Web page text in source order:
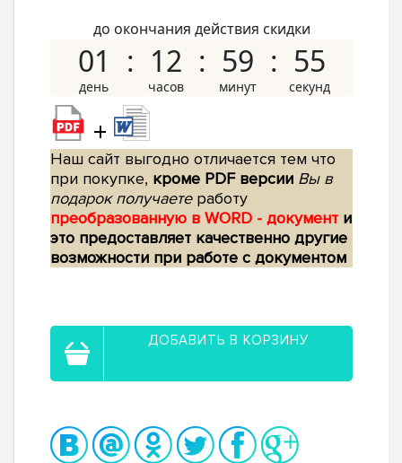
до окончания действия скидки
01 12 59 54
+
Наш сайт выгодно отличается тем что
при покупке, кроме PDF версии Вы в
подарок получаетеработу
преобразованную в WORD - документ и
это предоставляет качественно другие
возможности при работе с документом
ДОБАВИТЬ В КОРЗИНУ